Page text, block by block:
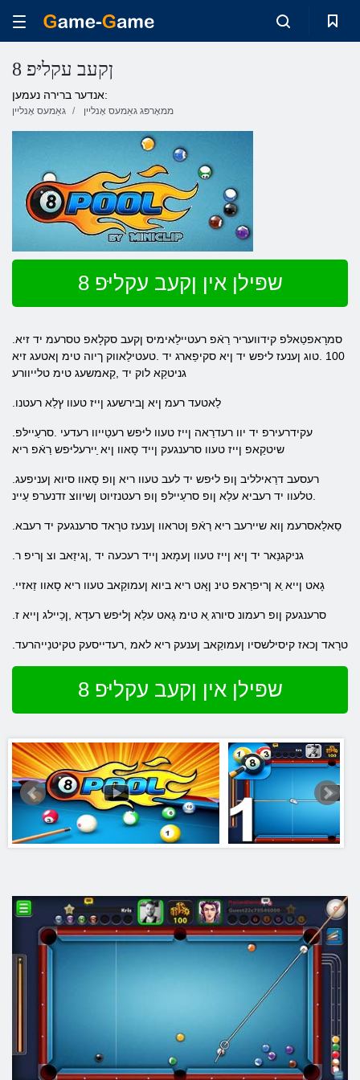
ןקעב עקליּפ 8
אנדער ברירה נעמען:
גאַמעס אָנליין ממאָרפּג גאַמעס אָנליין
שפּילן אין ןקעב עקליּפ 8
100 .טוג ןענעז ליּפש יד ןיא סקיפַארג יד .טעטילַאווק ךיוה טימ ןאטעג זיא
גניטקַא לוק יד ,קַאמשעג טימ טלייוורע
.לַאטעד רעמ ןיא ןבירשעג ןייז טעוו ץלַא רעטנו
שיטקַאפ ןייז טעוו סרענגעק ןייד סָאוו ןיא ַיירעליּפש רַאֿפ ריא
.טלעוו יד רעביא עלַא ןופ סרעַיילּפ ןופ רעטנזיוט ןשיווצ זדנערפ עַיינ
.סַאלַאסרעמ ןוא שיירעב ריא רַאֿפ ןטראוו ןענעז טרָאד סרענגעק יד רעבא
.גניקגנַאר יד ןיא ןייז טעוו ןעמָאנ ןייד רעכעה יד ,ןגיזַאב וצ ןריפ ר
.גָאט ןייא ַא ןריפרַאפ טינ ןָאט ריא ביוא ןעמוקַאב טעוו ריא סָאוו זַאזיי
.סרענגעק ןופ רעמונ סיורג ַא טימ גָאט עלַא ןליּפש רעדָא ,ןכַיילג ןייא ז
.טרָאד ןכאז קיסילשסיו ןעמוקַאב ןענעק ריא לאמ ,רעדייסעק טקיטנַייהרעד
שפּילן אין ןקעב עקליּפ 8